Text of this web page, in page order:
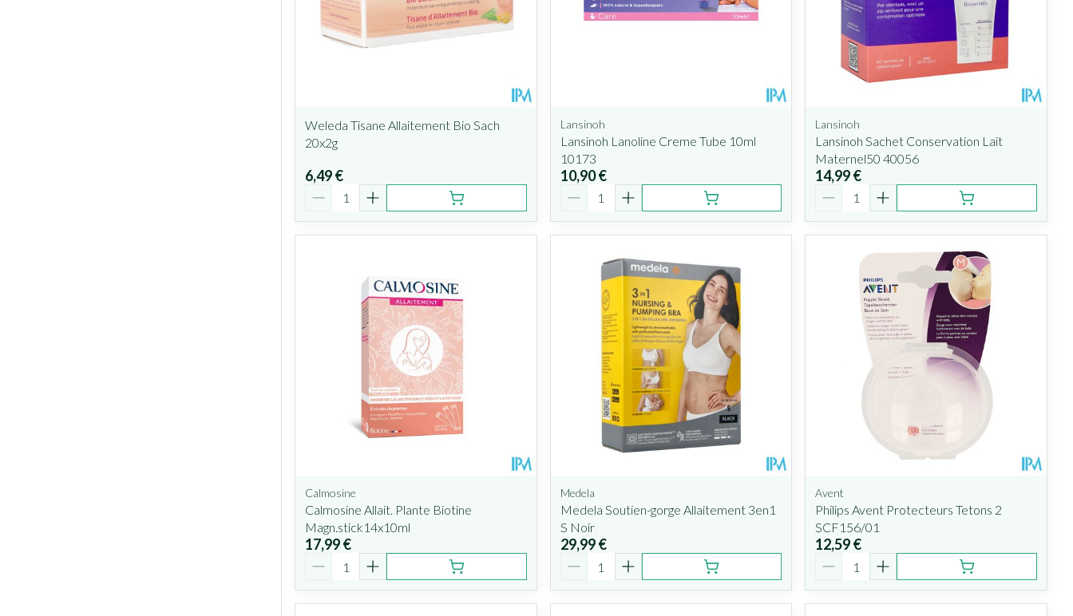
Weleda Tisane Allaitement Bio Sach
20x2g
6,49 €
Quantité
Lansinoh
Lansinoh Lanoline Creme Tube 10ml
10173
10,90 €
Quantité
Lansinoh
Lansinoh Sachet Conservation Lait
Maternel50 40056
14,99 €
Quantité
Calmosine
Calmosine Allait. Plante Biotine
Magn.stick14x10ml
17,99 €
Quantité
Medela
Medela Soutien-gorge Allaitement 3en1
S Noir
29,99 €
Quantité
Avent
Philips Avent Protecteurs Tetons 2
SCF156/01
12,59 €
Quantité